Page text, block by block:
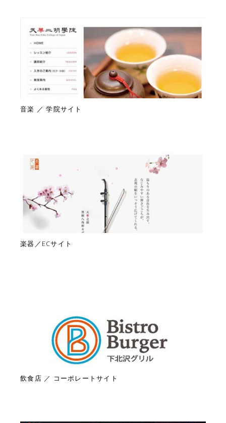
音楽 ／ 学院サイト
楽器／ECサイト
飲食店 ／ コーポレートサイト